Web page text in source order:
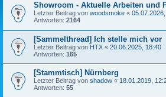
Showroom - Aktuelle Arbeiten und
Letzter Beitrag von woodsmoke «
Antworten: 2164
[Sammelthread] Ich stelle mich vor
Letzter Beitrag von HTX « 20.06.2025, 18:40
Antworten: 165
[Stammtisch] Nürnberg
Letzter Beitrag von shadow « 18.01.2019,
Antworten: 55